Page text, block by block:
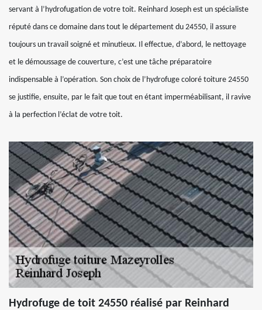
servant à l’hydrofugation de votre toit. Reinhard Joseph est un spécialiste
réputé dans ce domaine dans tout le département du 24550, il assure
toujours un travail soigné et minutieux. Il effectue, d’abord, le nettoyage
et le démoussage de couverture, c’est une tâche préparatoire
indispensable à l’opération. Son choix de l’hydrofuge coloré toiture 24550
se justifie, ensuite, par le fait que tout en étant imperméabilisant, il ravive
à la perfection l’éclat de votre toit.
Hydrofuge de toit 24550 réalisé par Reinhard